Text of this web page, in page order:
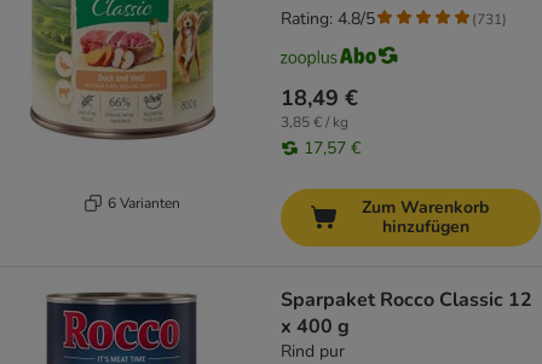
6 Varianten
18,49 €
3,85 € / kg
17,57 €
Rating: 4.8/5 (731)
Zum Warenkorb
hinzufügen
Sparpaket Rocco Classic 12
x 400 g
Rind pur